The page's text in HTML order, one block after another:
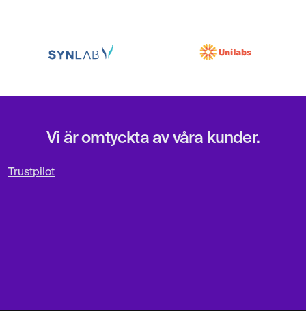
Vi är omtyckta av våra kunder.
Trustpilot